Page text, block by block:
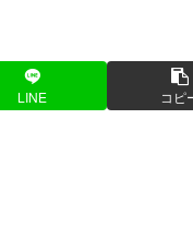
LINE コピ